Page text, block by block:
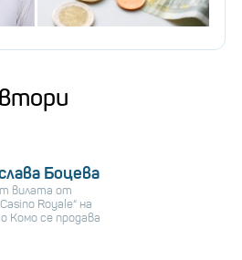
Боцева
вилата от
Royale“ на
Комо се продава